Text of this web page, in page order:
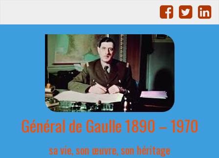
Général de Gaulle 1890 – 1970
sa vie, son œuvre, son héritage